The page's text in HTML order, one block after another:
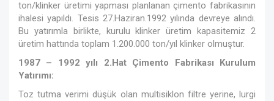
ton/klinker üretimi yapması planlanan çimento fabrikasının
ihalesi yapıldı. Tesis 27.Haziran.1992 yılında devreye alındı.
Bu yatırımla birlikte, kurulu klinker üretim kapasitemiz 2
üretim hattında toplam 1.200.000 ton/yıl klinker olmuştur.
1987 – 1992 yılı 2.Hat Çimento Fabrikası Kurulum
Yatırımı:
Toz tutma verimi düşük olan multisiklon filtre yerine, lurgi